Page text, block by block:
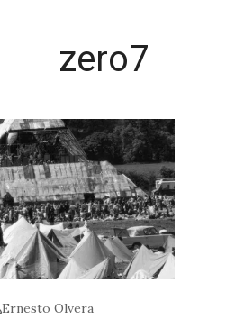
zero7
Ernesto Olvera